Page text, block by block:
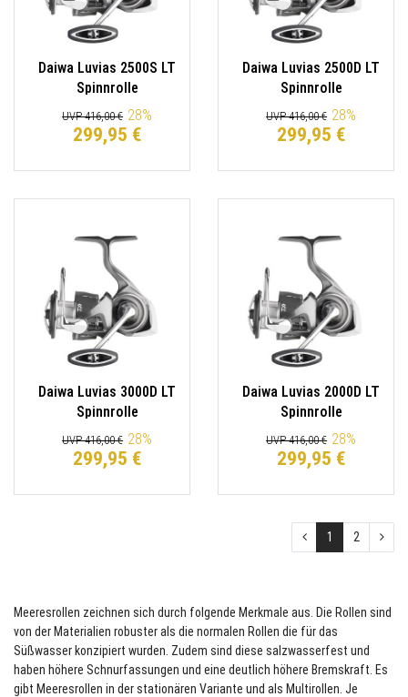
Daiwa Luvias 2500S LT
Spinnrolle
200m/0.28mm
UVP 416,00 € 28%
299,95 €
Daiwa Luvias 2500D LT
Spinnrolle
200m/0.28mm
UVP 416,00 € 28%
299,95 €
Daiwa Luvias 3000D LT
Spinnrolle
200m/0.28mm
UVP 416,00 € 28%
299,95 €
Daiwa Luvias 2000D LT
Spinnrolle
200m/0.28mm
UVP 416,00 € 28%
299,95 €
1 2
Meeresrollen zeichnen sich durch folgende Merkmale aus. Die Rollen sind
von der Materialien robuster als die normalen Rollen die für das
Süßwasser konzipiert wurden. Zudem sind diese salzwasserfest und
haben höhere Schnurfassungen und eine deutlich höhere Bremskraft. Es
gibt Meeresrollen in der stationären Variante und als Multirollen. Je